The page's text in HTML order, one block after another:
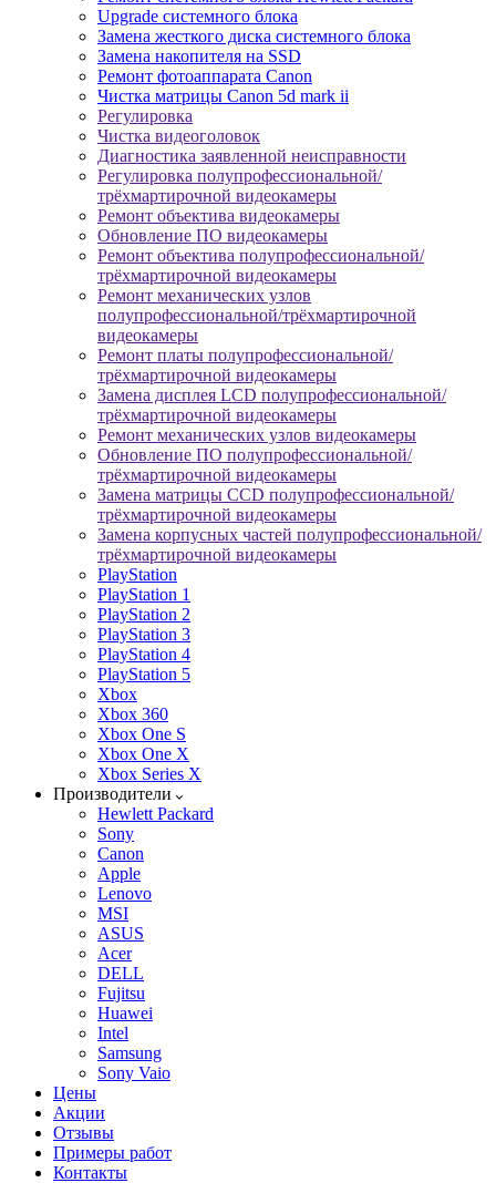
Upgrade системного блока
Замена жесткого диска системного блока
Замена накопителя на SSD
Ремонт фотоаппарата Canon
Чистка матрицы Canon 5d mark ii
Регулировка
Чистка видеоголовок
Диагностика заявленной неисправности
Регулировка полупрофессиональной/
трёхмартирочной видеокамеры
Ремонт объектива видеокамеры
Обновление ПО видеокамеры
Ремонт объектива полупрофессиональной/
трёхмартирочной видеокамеры
Ремонт механических узлов
полупрофессиональной/трёхмартирочной
видеокамеры
Ремонт платы полупрофессиональной/
трёхмартирочной видеокамеры
Замена дисплея LCD полупрофессиональной/
трёхмартирочной видеокамеры
Ремонт механических узлов видеокамеры
Обновление ПО полупрофессиональной/
трёхмартирочной видеокамеры
Замена матрицы CCD полупрофессиональной/
трёхмартирочной видеокамеры
Замена корпусных частей полупрофессиональной/
трёхмартирочной видеокамеры
PlayStation
PlayStation 1
PlayStation 2
PlayStation 3
PlayStation 4
PlayStation 5
Xbox
Xbox 360
Xbox One S
Xbox One X
Xbox Series X
Производители
Hewlett Packard
Sony
Canon
Apple
Lenovo
MSI
ASUS
Acer
DELL
Fujitsu
Huawei
Intel
Samsung
Sony Vaio
Цены
Акции
Отзывы
Примеры работ
Контакты